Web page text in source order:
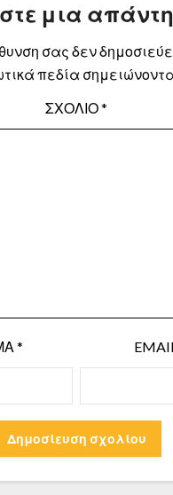
μια
σας δεν
πεδία
ΣΧΌΛΙΟ*
*